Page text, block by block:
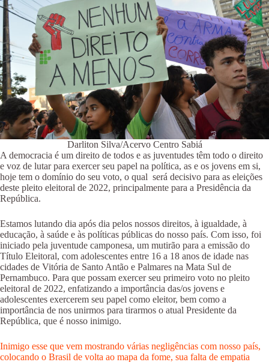
Darliton Silva/Acervo Centro Sabiá
A democracia é um direito de todos e as juventudes têm todo o direito
e voz de lutar para exercer seu papel na política, as e os jovens em si,
hoje tem o domínio do seu voto, o qual será decisivo para as eleições
deste pleito eleitoral de 2022, principalmente para a Presidência da
República.
Estamos lutando dia após dia pelos nossos direitos, à igualdade, à
educação, à saúde e às políticas públicas do nosso país. Com isso, foi
iniciado pela juventude camponesa, um mutirão para a emissão do
Título Eleitoral, com adolescentes entre 16 a 18 anos de idade nas
cidades de Vitória de Santo Antão e Palmares na Mata Sul de
Pernambuco. Para que possam exercer seu primeiro voto no pleito
eleitoral de 2022, enfatizando a importância das/os jovens e
adolescentes exercerem seu papel como eleitor, bem como a
importância de nos unirmos para tirarmos o atual Presidente da
República, que é nosso inimigo.
Inimigo esse que vem mostrando várias negligências com nosso país,
colocando o Brasil de volta ao mapa da fome, sua falta de empatia